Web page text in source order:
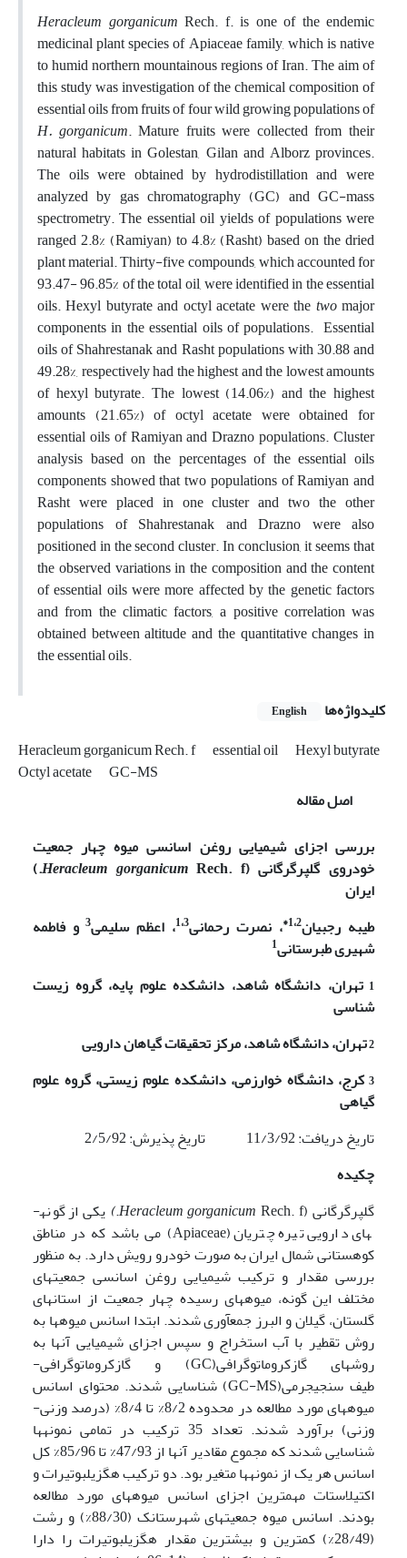
Heracleum gorganicum Rech. f. is one of the endemic
medicinal plant species of Apiaceae family, which is native
to humid northern mountainous regions of Iran. The aim of
this study was investigation of the chemical composition of
essential oils from fruits of four wild growing populations of
H. gorganicum. Mature fruits were collected from their
natural habitats in Golestan, Gilan and Alborz provinces.
The oils were obtained by hydrodistillation and were
analyzed by gas chromatography (GC) and GC-mass
spectrometry. The essential oil yields of populations were
ranged 2.8% (Ramiyan) to 4.8% (Rasht) based on the dried
plant material. Thirty-five compounds, which accounted for
93.47- 96.85% of the total oil, were identified in the essential
oils. Hexyl butyrate and octyl acetate were the twomajor
components in the essential oils of populations. Essential
oils of Shahrestanak and Rasht populations with 30.88 and
49.28%, respectively had the highest and the lowest amounts
of hexyl butyrate. The lowest (14.06%) and the highest
amounts (21.65%) of octyl acetate were obtained for
essential oils of Ramiyan and Drazno populations. Cluster
analysis based on the percentages of the essential oils
components showed that two populations of Ramiyan and
Rasht were placed in one cluster and two the other
populations of Shahrestanak and Drazno were also
positioned in the second cluster. In conclusion, it seems that
the observed variations in the composition and the content
of essential oils were more affected by the genetic factors
and from the climatic factors, a positive correlation was
obtained between altitude and the quantitative changes in
the essential oils.
کلیدواژه‌ها
English
Heracleum gorganicum Rech. f essential oil
Hexyl butyrate
Octyl acetate
GC-MS
اصل مقاله
بررسی اجزای شیمیایی روغن اسانسی میوه چهار جمعیت
خودروی گلپر­گرگانی(
Heracleum gorganicumRech. f.
)
ایران
طیبه رجبیان1،2* ، نصرت رحمانی1،3، اعظم سلیمی3 وفاطمه
شهیری طبرستانی1
1 تهران، دانشگاه شاهد، دانشکده علوم پایه، گروه زیست
شناسی
2تهران، دانشگاه شاهد، مرکز تحقیقات گیاهان دارویی
3 کرج، دانشگاه خوارزمی، دانشکده علوم زیستی، گروه علوم
گیاهی
تاریخ دریافت: 11/3/92 تاریخ پذیرش: 2/5/92
چکیده
گلپر­گرگانی (
Heracleumgorganicum Rech. f.
)
یکی از گونه­
های دارویی تیره چتریان (Apiaceae) می باشد که در مناطق
کوهستانی شمال ایران به صورت خودرو رویش دارد. به منظور
بررسی مقدار و ترکیب شیمیایی روغن اسانسی جمعیت­های
مختلف این گونه، میوه­های رسیده چهار جمعیت از استان­های
گلستان، گیلان و البرز جمع­آوری شدند. ابتدا اسانس میوه­ها به
روش تقطیر با آب استخراج و سپس اجزای شیمیایی آن­ها به
روش­های گازکروماتوگرافی(GC) و گازکروماتوگرافی-
طیف سنجی­جرمی(GC-MS) شناسایی شدند. محتوای اسانس
میوه­های مورد مطالعه در محدوده 8/2% تا 8/4% (درصد وزنی-
وزنی) برآورد شدند. تعداد 35 ترکیب در تمامی نمونه­ها
شناسایی شدند که مجموع مقادیر آن­ها از 47/93% تا 85/96% کل
اسانس هر یک از نمونه­ها متغیر بود. دو ترکیب هگزیل­بوتیرات و
اکتیل­استات مهم­ترین اجزای اسانس میوه­­های مورد مطالعه
بودند. اسانس میوه جمعیت­های شهرستانک (88/30%) و رشت
(28/49%) کم­ترین و بیش­ترین مقدار هگزیل­بوتیرات را دارا